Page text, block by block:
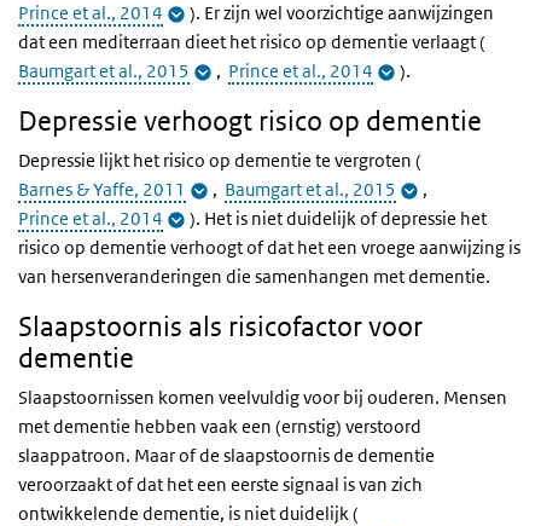
Prince et al., 2014
). Er zijn wel voorzichtige aanwijzingen
dat een mediterraan dieet het risico op dementie verlaagt (
Baumgart et al., 2015
, Prince et al., 2014 ).
Depressie verhoogt risico op dementie
Depressie lijkt het risico op dementie te vergroten (
Barnes & Yaffe, 2011
, Baumgart et al., 2015
,
Prince et al., 2014
). Het is niet duidelijk of depressie het
risico op dementie verhoogt of dat het een vroege aanwijzing is
van hersenveranderingen die samenhangen met dementie.
Slaapstoornis als risicofactor voor
dementie
Slaapstoornissen komen veelvuldig voor bij ouderen. Mensen
met dementie hebben vaak een (ernstig) verstoord
slaappatroon. Maar of de slaapstoornis de dementie
veroorzaakt of dat het een eerste signaal is van zich
ontwikkelende dementie, is niet duidelijk (